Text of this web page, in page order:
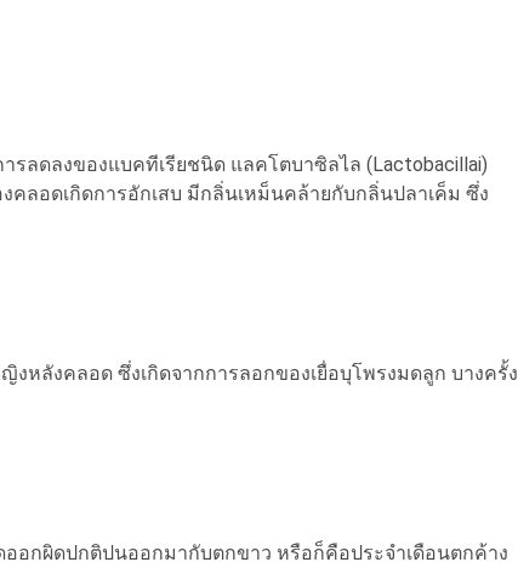
ลดลงของแบคทีเรียชนิด แลคโตบาซิลไล (Lactobacillai)
ลอดเกิดการอักเสบ มีกลิ่นเหม็นคล้ายกับกลิ่นปลาเค็ม ซึ่ง
ลังคลอด ซึ่งเกิดจากการลอกของเยื่อบุโพรงมดลูก บางครั้ง
อกผิดปกติปนออกมากับตกขาว หรือก็คือประจำเดือนตกค้าง